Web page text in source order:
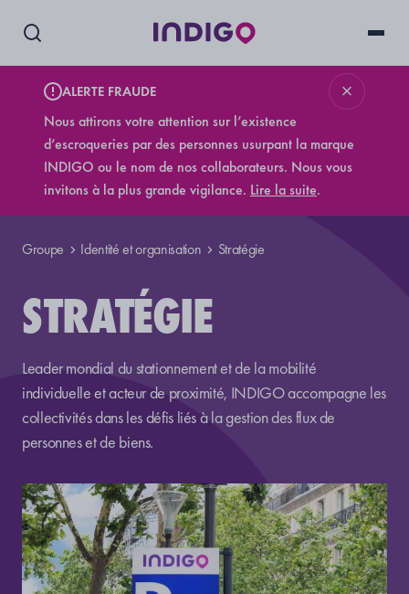
ALERTE FRAUDE
Nous attirons votre attention sur l’existence
d’escroqueries par des personnes usurpant la marque
INDIGO ou le nom de nos collaborateurs. Nous vous
invitons à la plus grande vigilance. Lire la suite.
Groupe Identité et organisation Stratégie
STRATÉGIE
Leader mondial du stationnement et de la mobilité
individuelle et acteur de proximité, INDIGO accompagne les
collectivités dans les défis liés à la gestion des flux de
personnes et de biens.